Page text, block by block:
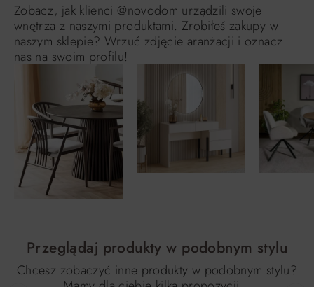
Zobacz, jak klienci @novodom urządzili swoje
wnętrza z naszymi produktami. Zrobiłeś zakupy w
naszym sklepie? Wrzuć zdjęcie aranżacji i oznacz
nas na swoim profilu!
Przeglądaj produkty w podobnym stylu
Chcesz zobaczyć inne produkty w podobnym stylu?